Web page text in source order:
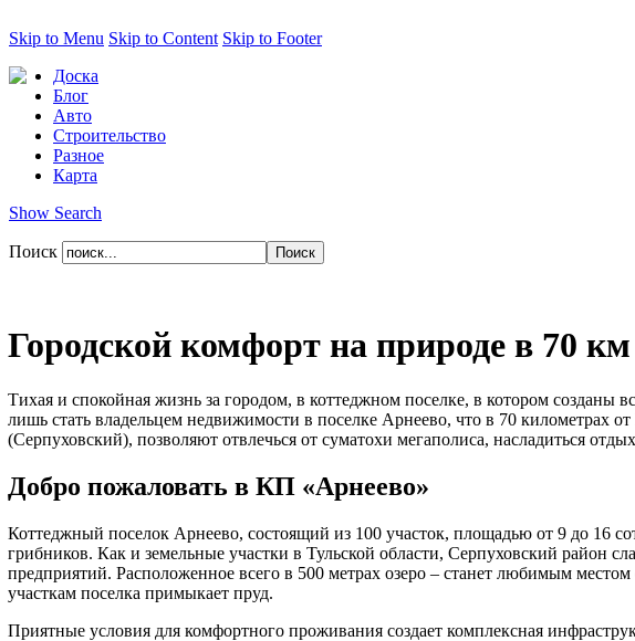
Skip to Menu Skip to Content Skip to Footer
Доска
Блог
Авто
Строительство
Разное
Карта
Show Search
Поиск
Городской комфорт на природе в 70
Тихая и спокойная жизнь за городом, в коттеджном поселке, в котором
лишь стать владельцем недвижимости в поселке Арнеево, что в 70
(Серпуховский), позволяют отвлечься от суматохи мегаполиса, насладиться
Добро пожаловать в КП «Арнеево»
Коттеджный поселок Арнеево, состоящий из 100 участок, площадью от 9 до 16
грибников. Как и земельные участки в Тульской области, Серпуховский район
предприятий. Расположенное всего в 500 метрах озеро – станет любимым
участкам поселка примыкает пруд.
Приятные условия для комфортного проживания создает комплексная